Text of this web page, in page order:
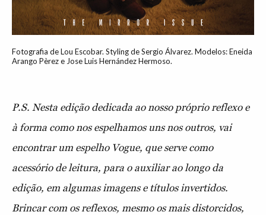
Fotografia de Lou Escobar. Styling de Sergio Álvarez. Modelos: Eneida
Arango Pèrez e Jose Luis Hernández Hermoso.
P.S. Nesta edição dedicada ao nosso próprio reflexo e
à forma como nos espelhamos uns nos outros, vai
encontrar um espelho Vogue, que serve como
acessório de leitura, para o auxiliar ao longo da
edição, em algumas imagens e títulos invertidos.
Brincar com os reflexos, mesmo os mais distorcidos,